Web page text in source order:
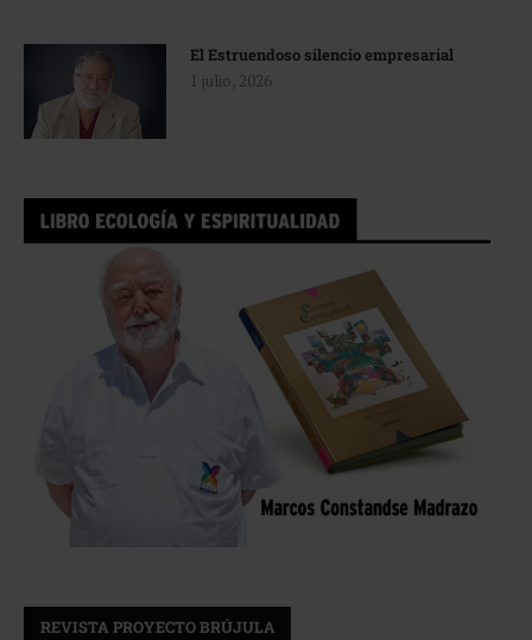
El Estruendoso silencio empresarial
1 julio, 2026
REVISTA PROYECTO BRÚJULA